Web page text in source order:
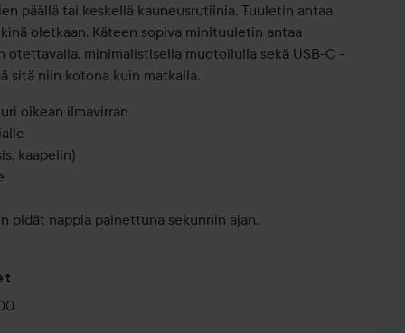
päällä tai keskellä kauneusrutiinia. Tuuletin antaa
oletkaan. Käteen sopiva minituuletin antaa
otettavalla, minimalistisella muotoilulla sekä USB-C -
sitä niin kotona kuin matkalla.
oikean ilmavirran
kaapelin)
pidät nappia painettuna sekunnin ajan.